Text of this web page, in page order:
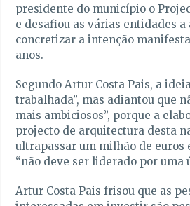
presidente do município o
e desafiou as várias entidades a
concretizar a intenção
anos.
Segundo Artur Costa Pais, a
trabalhada”, mas adiantou que
mais ambiciosos”, porque a
projecto de arquitectura desta
ultrapassar um milhão de euros
“não deve ser liderado por uma
Artur Costa Pais frisou que as